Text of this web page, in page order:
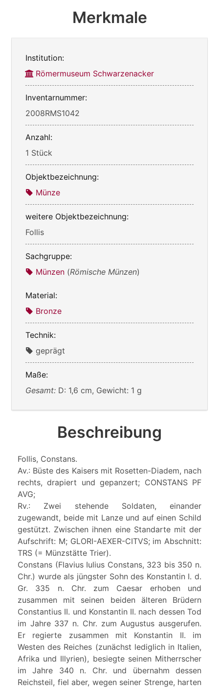
Merkmale
Institution:
Römermuseum Schwarzenacker
Inventarnummer:
2008RMS1042
Anzahl:
1 Stück
Objektbezeichnung:
Münze
weitere Objektbezeichnung:
Follis
Sachgruppe:
Münzen (Römische Münzen)
Material:
Bronze
Technik:
geprägt
Maße:
Gesamt: D: 1,6 cm, Gewicht: 1 g
Beschreibung
Follis, Constans.
Av.: Büste des Kaisers mit Rosetten-Diadem, nach
rechts, drapiert und gepanzert; CONSTANS PF
AVG;
Rv.: Zwei stehende Soldaten, einander
zugewandt, beide mit Lanze und auf einen Schild
gestützt. Zwischen ihnen eine Standarte mit der
Aufschrift: M; GLORI-AEXER-CITVS; im Abschnitt:
TRS (= Münzstätte Trier).
Constans (Flavius Iulius Constans, 323 bis 350 n.
Chr.) wurde als jüngster Sohn des Konstantin I. d.
Gr. 335 n. Chr. zum Caesar erhoben und
zusammen mit seinen beiden älteren Brüdern
Constantius II. und Konstantin II. nach dessen Tod
im Jahre 337 n. Chr. zum Augustus ausgerufen.
Er regierte zusammen mit Konstantin II. im
Westen des Reiches (zunächst lediglich in Italien,
Afrika und Illyrien), besiegte seinen Mitherrscher
im Jahre 340 n. Chr. und übernahm dessen
Reichsteil, fiel aber, wegen seiner Strenge, harten